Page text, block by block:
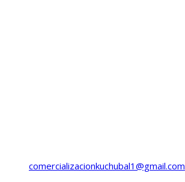
comercializacionkuchubal1@gmail.com